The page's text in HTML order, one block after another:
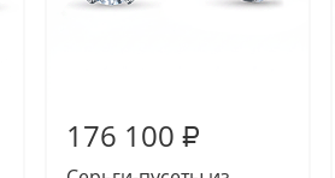
176 100 ₽